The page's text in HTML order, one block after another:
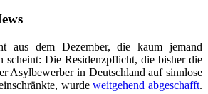
aus dem Dezember, die kaum jemand
scheint: Die Residenzpflicht, die bisher die
Asylbewerber in Deutschland auf sinnlose
wurdeweitgehend abgeschafft.